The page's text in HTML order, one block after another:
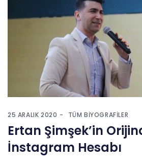
25 ARALIK 2020 TÜM BIYOGRAFILER
Ertan Şimşek’in
İnstagram Hesabı